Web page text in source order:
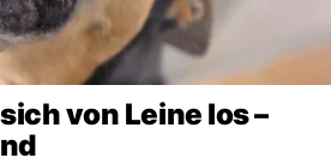
von Leine los –